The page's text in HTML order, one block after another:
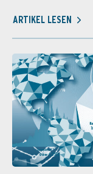
ARTIKEL LESEN